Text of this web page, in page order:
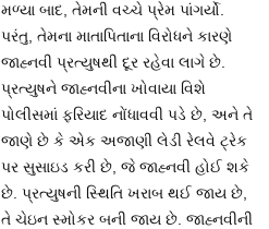
મળ્યા બાદ, તેમની વચ્ચે પ્રેમ પાંગર્યો.
પરંતુ, તેમના માતાપિતાના વિરોધને કારણે
જાહ્નવી પ્રત્યુષથી દૂર રહેવા લાગે છે.
પ્રત્યુષને જાહ્નવીના ખોવાયા વિશે
પોલીસમાં ફરિયાદ નોંધાવવી પડે છે, અને તે
જાણે છે કે એક અજાણી લેડી રેલવે ટ્રેક
પર સુસાઇડ કરી છે, જે જાહ્નવી હોઈ શકે
છે. પ્રત્યુષની સ્થિતિ ખરાબ થઈ જાય છે,
તે ચેઇન સ્મોકર બની જાય છે. જાહ્નવીની